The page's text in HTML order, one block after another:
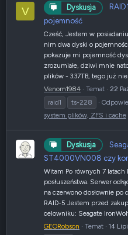
V Dyskusja
pojemność
Cześć, Jestem w
nim dwa dyski o
pokazuje mi pojemność
zrozumiałe, dziwi mnie
plików - 3.37TB, tego już
Venom1984
Temat 22
raid1
ts-228
system plików, ZFS i cache
Dyskusja
ST4000VN008 czy
Witam Po równych 7
posłuszeństwa. Serwer
na czerwono dosłownie po
RAID-5 Jestem przed
celowniku: Seagate
GEORobson
Temat 14